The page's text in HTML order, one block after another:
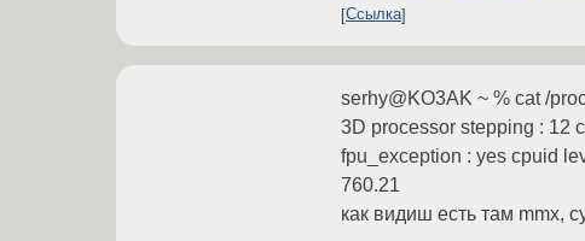
Ссылка
serhy@KO3AK ~ % cat /
3D processor stepping : 12
fpu_exception : yes cpuid
760.21
как видиш есть там mmx,